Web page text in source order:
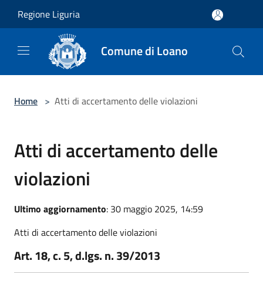
Regione Liguria
Comune di Loano
Home > Atti di accertamento delle violazioni
Atti di accertamento delle
violazioni
Ultimo aggiornamento: 30 maggio 2025, 14:59
Atti di accertamento delle violazioni
Art. 18, c. 5, d.lgs. n. 39/2013